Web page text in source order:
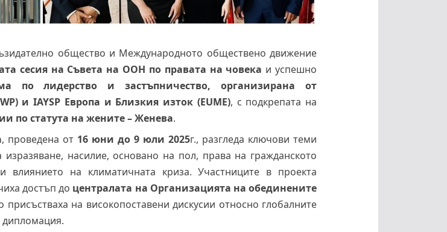
общество и Международното обществено движение
сесия на Съвета на ООН по правата на човека и успешно
по лидерство и застъпничество, организирана от
и IAYSP Европа и Близкия изток (EUME), с подкрепата на
по статута на жените – Женева.
, проведена от 16 юни до 9 юли 2025г., разгледа ключови теми
насилие, основано на пол, права на гражданското
на климатичната криза. Участниците в проекта
достъп до централата на Организацията на обединените
присъстваха на високопоставени дискусии относно глобалните
дипломация.